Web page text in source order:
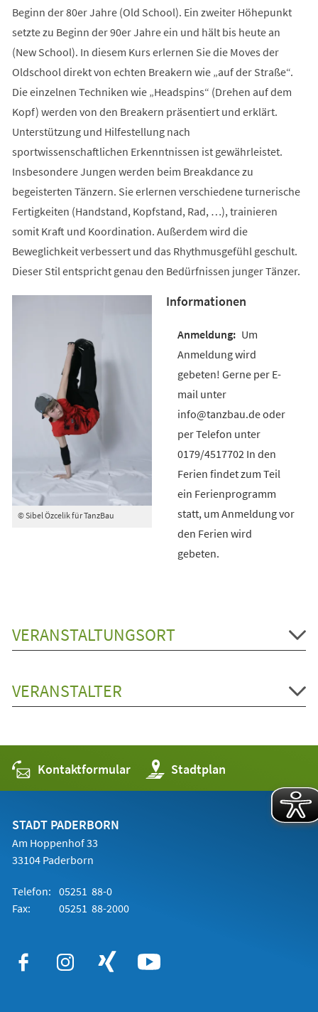
Beginn der 80er Jahre (Old School). Ein zweiter Höhepunkt
setzte zu Beginn der 90er Jahre ein und hält bis heute an
(New School). In diesem Kurs erlernen Sie die Moves der
Oldschool direkt von echten Breakern wie „auf der Straße“.
Die einzelnen Techniken wie „Headspins“ (Drehen auf dem
Kopf) werden von den Breakern präsentiert und erklärt.
Unterstützung und Hilfestellung nach
sportwissenschaftlichen Erkenntnissen ist gewährleistet.
Insbesondere Jungen werden beim Breakdance zu
begeisterten Tänzern. Sie erlernen verschiedene turnerische
Fertigkeiten (Handstand, Kopfstand, Rad, …), trainieren
somit Kraft und Koordination. Außerdem wird die
Beweglichkeit verbessert und das Rhythmusgefühl geschult.
Dieser Stil entspricht genau den Bedürfnissen junger Tänzer.
© Sibel Özcelik für TanzBau
Informationen
Um
Anmeldung wird
gebeten! Gerne per E-
mail unter
info@tanzbau.de oder
per Telefon unter
0179/4517702 In den
Ferien findet zum Teil
ein Ferienprogramm
statt, um Anmeldung vor
den Ferien wird
gebeten.
VERANSTALTUNGSORT
VERANSTALTER
Kontaktformular Stadtplan
(Öffnet
in
einem
STADT PADERBORN
Am Hoppenhof 33
33104 Paderborn
Telefon: 05251 88-0
Fax:
05251 88-2000